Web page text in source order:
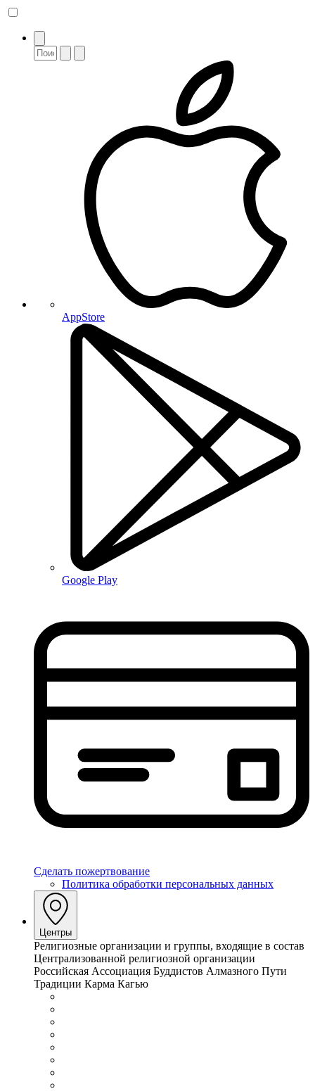
AppStore
Google Play
Сделать пожертвование
Политика обработки персональных данных
Центры
Религиозные организации и группы, входящие в состав
Централизованной религиозной организации
Российская Ассоциация Буддистов Алмазного Пути
Традиции Карма Кагью